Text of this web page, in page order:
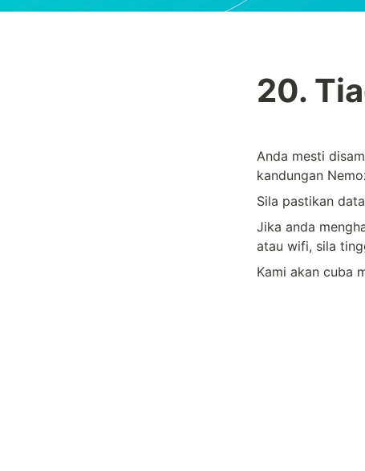
20.
Anda mesti
kandungan
Sila pastikan
Jika anda
atau wifi, sila
Kami akan cuba